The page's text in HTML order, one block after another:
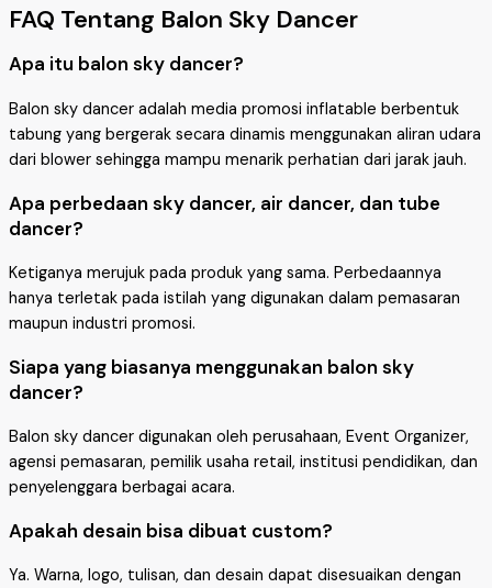
FAQ Tentang Balon Sky Dancer
Apa itu balon sky dancer?
Balon sky dancer adalah media promosi inflatable berbentuk
tabung yang bergerak secara dinamis menggunakan aliran udara
dari blower sehingga mampu menarik perhatian dari jarak jauh.
Apa perbedaan sky dancer, air dancer, dan tube
dancer?
Ketiganya merujuk pada produk yang sama. Perbedaannya
hanya terletak pada istilah yang digunakan dalam pemasaran
maupun industri promosi.
Siapa yang biasanya menggunakan balon sky
dancer?
Balon sky dancer digunakan oleh perusahaan, Event Organizer,
agensi pemasaran, pemilik usaha retail, institusi pendidikan, dan
penyelenggara berbagai acara.
Apakah desain bisa dibuat custom?
Ya. Warna, logo, tulisan, dan desain dapat disesuaikan dengan